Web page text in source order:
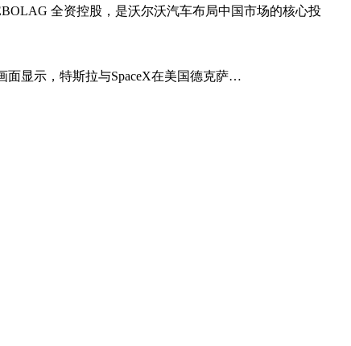
全资控股，是沃尔沃汽车布局中国市场的核心投
面显示，特斯拉与SpaceX在美国德克萨…